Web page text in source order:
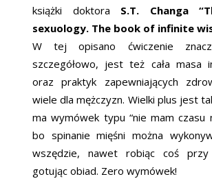
książki doktora S.T. Changa
sexuology. The book of infinite
W tej opisano ćwiczenie
szczegółowo, jest też cała masa
oraz praktyk zapewniających
wiele dla mężczyzn. Wielki plus jest
ma wymówek typu “nie mam czasu
bo spinanie mięśni można
wszędzie, nawet robiąc coś
gotując obiad. Zero wymówek!